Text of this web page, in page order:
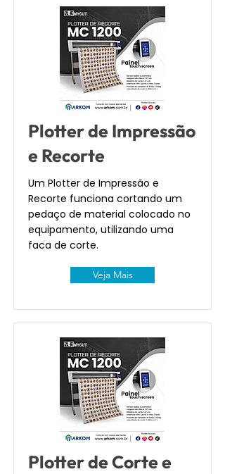
Plotter de Impressão
e Recorte
Um Plotter de Impressão e
Recorte funciona cortando um
pedaço de material colocado no
equipamento, utilizando uma
faca de corte.
Veja Mais
Plotter de Corte e